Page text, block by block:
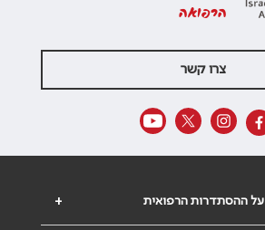
הרפואה
צרו קשר
+ על ההסתדרות הרפואית